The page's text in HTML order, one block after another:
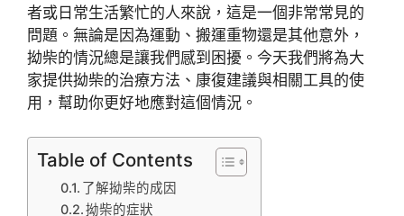
者或日常生活繁忙的人來說，這是一個非常常見的
問題。無論是因為運動、搬運重物還是其他意外，
拗柴的情況總是讓我們感到困擾。今天我們將為大
家提供拗柴的治療方法、康復建議與相關工具的使
用，幫助你更好地應對這個情況。
Table of Contents
了解拗柴的成因
拗柴的症狀